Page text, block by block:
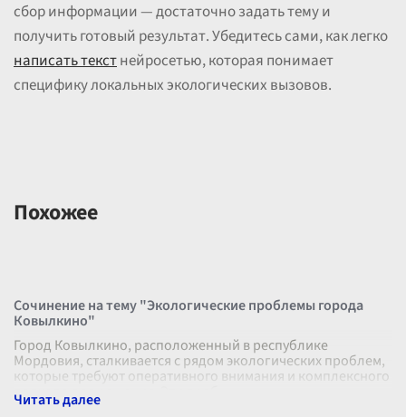
сбор информации — достаточно задать тему и
получить готовый результат. Убедитесь сами, как легко
написать текстнейросетью, которая понимает
специфику локальных экологических вызовов.
Похожее
Сочинение на тему "Экологические проблемы города
Ковылкино"
Город Ковылкино, расположенный в республике
Мордовия, сталкивается с рядом экологических проблем,
которые требуют оперативного внимания и комплексного
подхода для решения. Эти проб